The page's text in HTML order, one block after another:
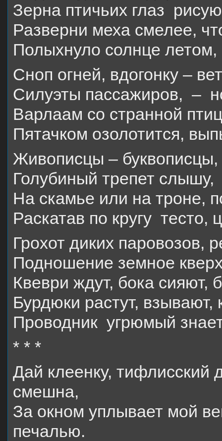
Зерна птичьих глаз
Разверни меха смелее,
Полыхнуло солнце летом,
Сноп огней, вдогонку –
Силуэты пассажиров, –
Варлаам со странной
Пятачком озолотится,
Живописцы –
Голубиный трепет
На скамье или на троне,
Раскатав по кругу тесто,
Грохот диких паровозов,
Подношение земное
Квеври ждут, бока сияют,
Бурдюки растут, взывают,
Проводник угрюмый
* * *
Дай клеенку, тифлисский
смешна,
За окном уплывает мой
печалью.